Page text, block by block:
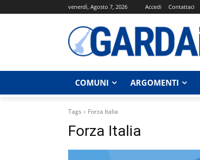
venerdì, Agosto 7, 2026 Accedi Contattaci
COMUNI ARGOMENTI
Tags Forza Italia
Forza Italia